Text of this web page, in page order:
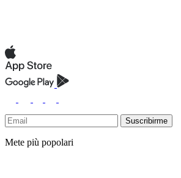
Suscribirme
Mete più popolari